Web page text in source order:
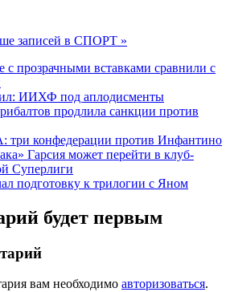
записей в СПОРТ »
с прозрачными вставками сравнили с
ИИХФ под аплодисменты
продлила санкции против
три конфедерации против Инфантино
Гарсия может перейти в клуб-
Суперлиги
подготовку к трилогии с Яном
будет первым
вам необходимо авторизоваться.